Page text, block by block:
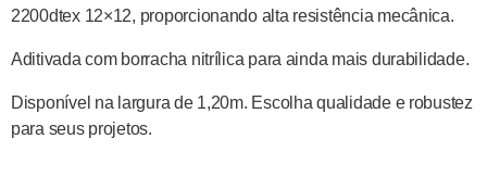
2200dtex 12×12, proporcionando alta resistência mecânica.
Aditivada com borracha nitrílica para ainda mais durabilidade.
Disponível na largura de 1,20m. Escolha qualidade e robustez
para seus projetos.